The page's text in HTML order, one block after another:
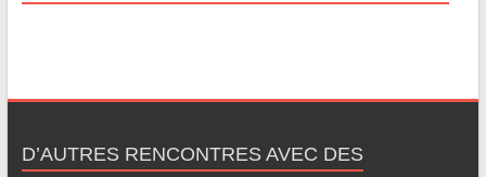
D’AUTRES RENCONTRES AVEC DES